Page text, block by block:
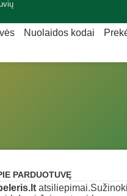
Nuolaidos kodai
PARDUOTUVĘ